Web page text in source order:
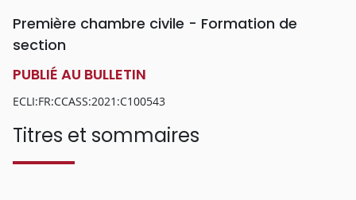
Première chambre civile - Formation de
section
PUBLIÉ AU BULLETIN
ECLI:FR:CCASS:2021:C100543
Titres et sommaires